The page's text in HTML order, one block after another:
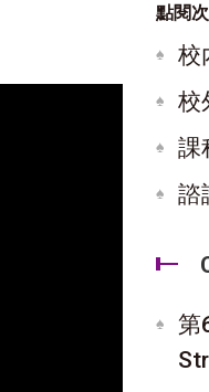
點閱
校
校
課
諮
第